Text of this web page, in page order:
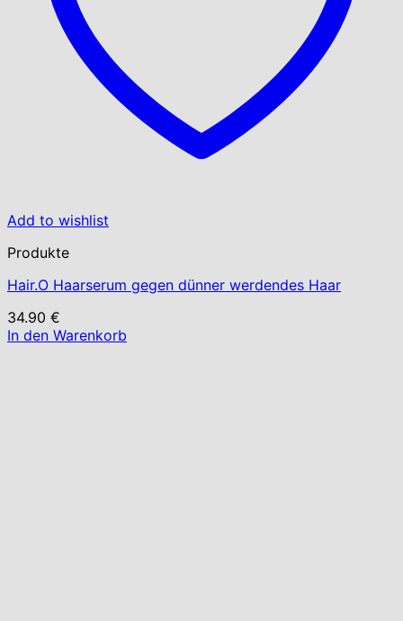
Add to wishlist
Produkte
Hair.O Haarserum gegen dünner werdendes Haar
34.90 €
In den Warenkorb